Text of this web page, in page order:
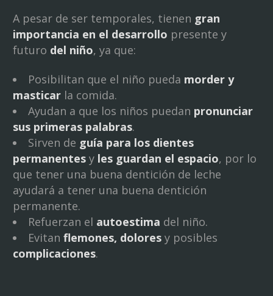
A pesar de ser temporales, tienen gran
importancia en el desarrollo presente y
futuro del niño, ya que:
Posibilitan que el niño pueda morder y
masticarla comida.
Ayudan a que los niños puedan pronunciar
sus primeras palabras.
Sirven de guía para los dientes
permanentesy les guardan el espacio, por lo
que tener una buena dentición de leche
ayudará a tener una buena dentición
permanente.
Refuerzan el autoestima del niño.
Evitan flemones, doloresy posibles
complicaciones.